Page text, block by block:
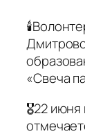
«Свеча
🎖22 июня